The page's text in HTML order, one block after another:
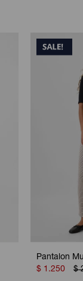
Pantalon
$ 1.250 $